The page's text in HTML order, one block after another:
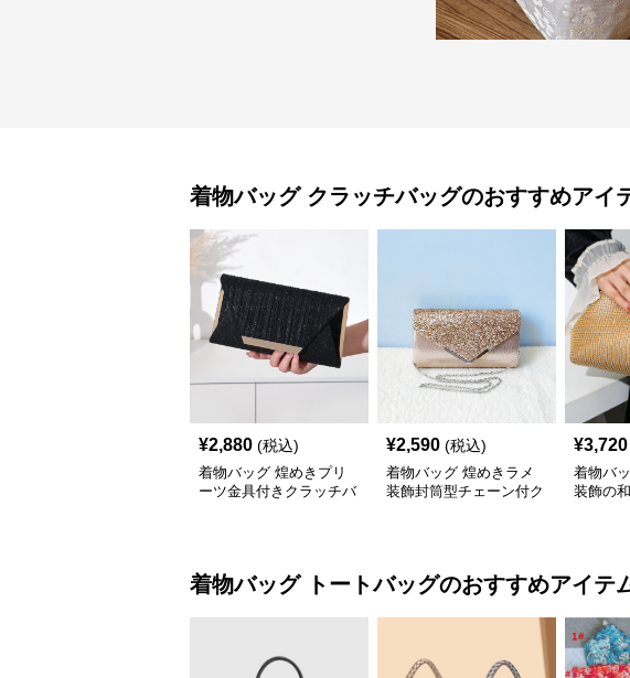
着物バッグ クラッチバッグのおすすめアイ
¥2,880 (税込)
着物バッグ 煌めきプリ
ーツ金具付きクラッチバ
¥2,590 (税込)
着物バッグ 煌めきラメ
装飾封筒型チェーン付ク
¥3,720
着物バ
装飾の
着物バッグ トートバッグのおすすめアイテ